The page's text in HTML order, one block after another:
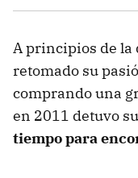
A principios de la
retomado su
comprando una
en 2011 detuvo
tiempo para